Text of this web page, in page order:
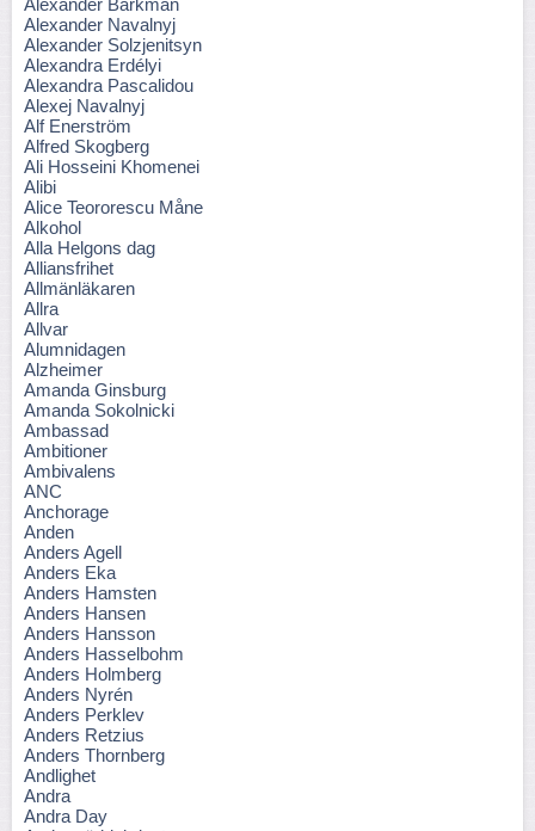
Alexander Barkman
Alexander Navalnyj
Alexander Solzjenitsyn
Alexandra Erdélyi
Alexandra Pascalidou
Alexej Navalnyj
Alf Enerström
Alfred Skogberg
Ali Hosseini Khomenei
Alibi
Alice Teororescu Måne
Alkohol
Alla Helgons dag
Alliansfrihet
Allmänläkaren
Allra
Allvar
Alumnidagen
Alzheimer
Amanda Ginsburg
Amanda Sokolnicki
Ambassad
Ambitioner
Ambivalens
ANC
Anchorage
Anden
Anders Agell
Anders Eka
Anders Hamsten
Anders Hansen
Anders Hansson
Anders Hasselbohm
Anders Holmberg
Anders Nyrén
Anders Perklev
Anders Retzius
Anders Thornberg
Andlighet
Andra
Andra Day